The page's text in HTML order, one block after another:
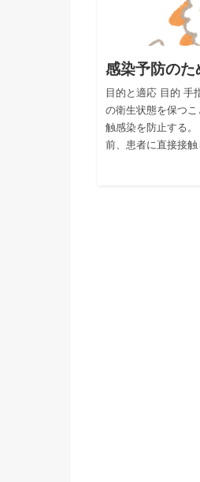
感染予防の
目的と適応 目的 手
の衛生状態を保つ
触感染を防止する
前、患者に直接接